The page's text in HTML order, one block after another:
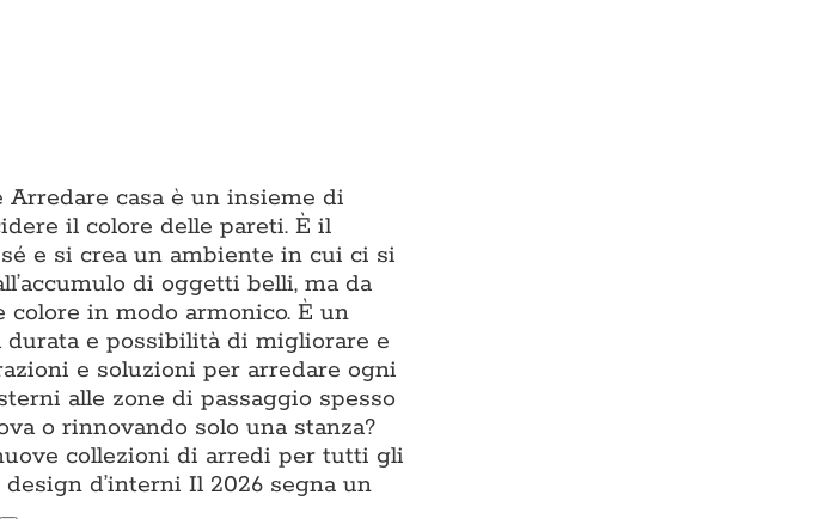
casa è un insieme di
il colore delle pareti. È il
e si crea un ambiente in cui ci si
di oggetti belli, ma da
in modo armonico. È un
e possibilità di migliorare e
e soluzioni per arredare ogni
alle zone di passaggio spesso
o rinnovando solo una stanza?
collezioni di arredi per tutti gli
d’interni Il 2026 segna un